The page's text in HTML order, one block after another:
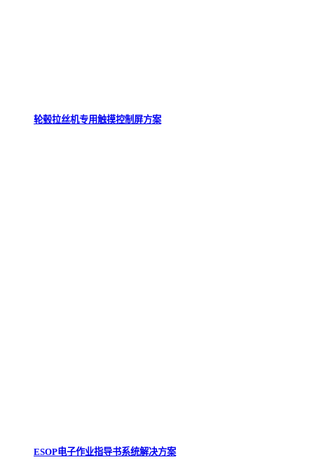
轮毂拉丝机专用触摸控制屏方案
ESOP电子作业指导书系统解决方案